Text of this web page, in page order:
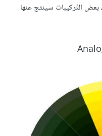
التّركيبات سينتج عنها